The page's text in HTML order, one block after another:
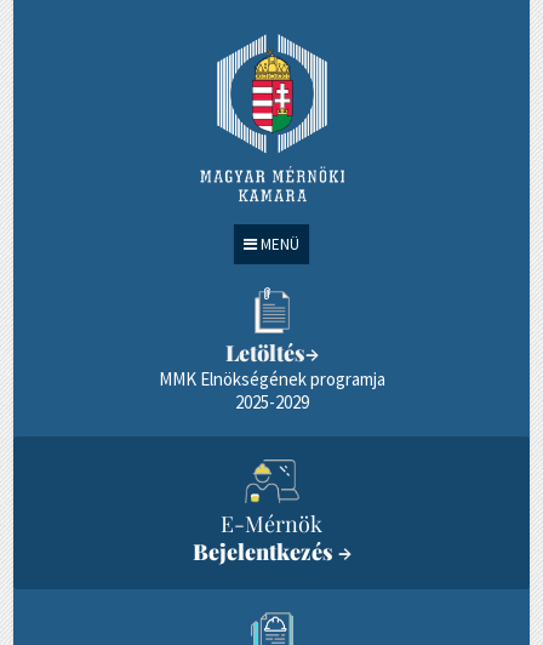
MENÜ
Letöltés→
MMK Elnökségének programja
2025-2029
E-Mérnök
Bejelentkezés →